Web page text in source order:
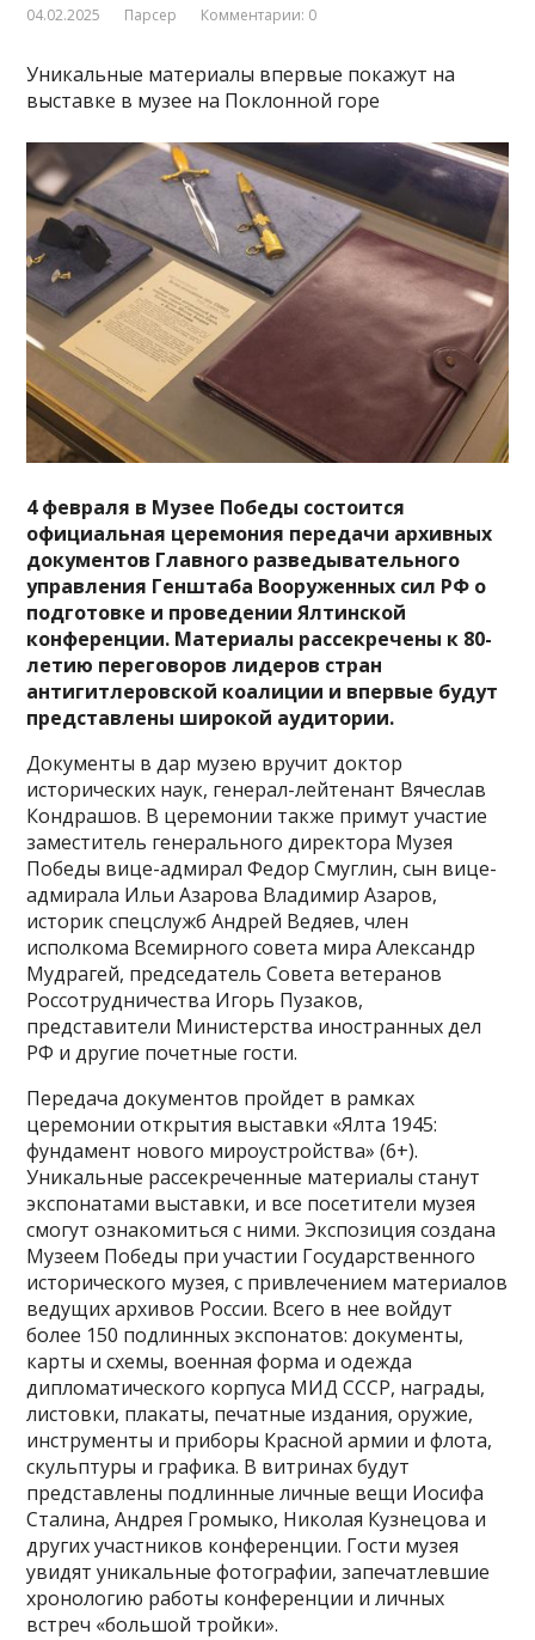
04.02.2025 Парсер Комментарии: 0
Уникальные материалы впервые покажут на
выставке в музее на Поклонной горе
4 февраля в Музее Победы состоится
официальная церемония передачи архивных
документов Главного разведывательного
управления Генштаба Вооруженных сил РФ о
подготовке и проведении Ялтинской
конференции. Материалы рассекречены к 80-
летию переговоров лидеров стран
антигитлеровской коалиции и впервые будут
представлены широкой аудитории.
Документы в дар музею вручит доктор
исторических наук, генерал-лейтенант Вячеслав
Кондрашов. В церемонии также примут участие
заместитель генерального директора Музея
Победы вице-адмирал Федор Смуглин, сын вице-
адмирала Ильи Азарова Владимир Азаров,
историк спецслужб Андрей Ведяев, член
исполкома Всемирного совета мира Александр
Мудрагей, председатель Совета ветеранов
Россотрудничества Игорь Пузаков,
представители Министерства иностранных дел
РФ и другие почетные гости.
Передача документов пройдет в рамках
церемонии открытия выставки «Ялта 1945:
фундамент нового мироустройства» (6+).
Уникальные рассекреченные материалы станут
экспонатами выставки, и все посетители музея
смогут ознакомиться с ними. Экспозиция создана
Музеем Победы при участии Государственного
исторического музея, с привлечением материалов
ведущих архивов России. Всего в нее войдут
более 150 подлинных экспонатов: документы,
карты и схемы, военная форма и одежда
дипломатического корпуса МИД СССР, награды,
листовки, плакаты, печатные издания, оружие,
инструменты и приборы Красной армии и флота,
скульптуры и графика. В витринах будут
представлены подлинные личные вещи Иосифа
Сталина, Андрея Громыко, Николая Кузнецова и
других участников конференции. Гости музея
увидят уникальные фотографии, запечатлевшие
хронологию работы конференции и личных
встреч «большой тройки».